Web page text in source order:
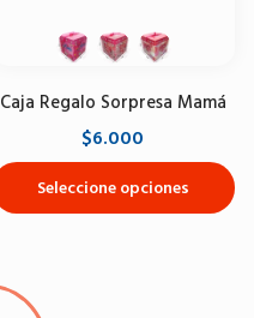
Caja Regalo Sorpresa Mamá
$6.000
Seleccione opciones